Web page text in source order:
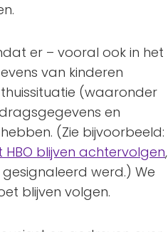
er – vooral ook in het
van kinderen
(waaronder
en
(Zie bijvoorbeeld:
blijven achtervolgen,
werd.) We
blijven volgen.